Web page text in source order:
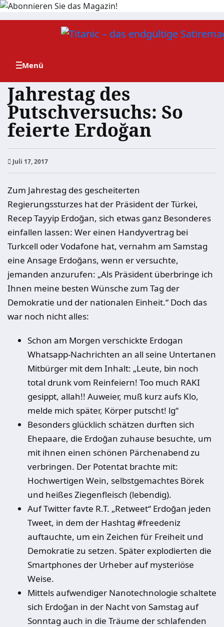
Zum
Jahrestag des
Putschversuchs: So
feierte Erdoğan
Juli 17, 2017
Zum Jahrestag des gescheiterten
Regierungssturzes hat der Präsident der Türkei,
Recep Tayyip Erdoğan, sich etwas ganz Besonderes
einfallen lassen: Wer einen Handyvertrag bei
Turkcell oder Vodafone hat, vernahm am Samstag
eine Ansage Erdoğans, wenn er versuchte,
jemanden anzurufen: „Als Präsident überbringe ich
Ihnen meine besten Wünsche zum Tag der
Demokratie und der nationalen Einheit.“ Doch das
war noch nicht alles:
Schon am Morgen verschickte Erdogan
Whatsapp-Nachrichten an all seine Untertanen
Mitbürger mit dem Inhalt: „Leute, bin noch
total drunk vom Reinfeiern! Too much RAKI
gesippt, allah!! Auweier, muß kurz aufs Klo,
melde mich später, Körper putscht! lg“
Besonders glücklich schätzen durften sich
Ehepaare, die Erdoğan zuhause besuchte, um
mit ihnen einen schönen Pärchenabend zu
verbringen. Der Potentat brachte mit:
Hochwertigen Wein, selbstgemachtes Börek
und heißes Ziegenfleisch (lebendig).
Auf Twitter favte R.T. „Retweet“ Erdoğan jeden
Tweet, in dem der Hashtag #freedeniz
auftauchte, um ein Zeichen für Freiheit und
Demokratie zu setzen. Später explodierten die
Smartphones der Urheber auf mysteriöse
Weise.
Mittels aufwendiger Nanotechnologie schaltete
sich Erdoğan in der Nacht von Samstag auf
Sonntag auch in die Träume der schlafenden